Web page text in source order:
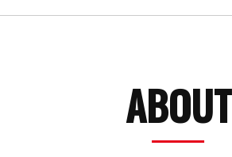
ABOUT